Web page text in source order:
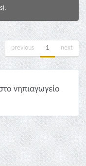
previous 1 next
νηπιαγωγείο